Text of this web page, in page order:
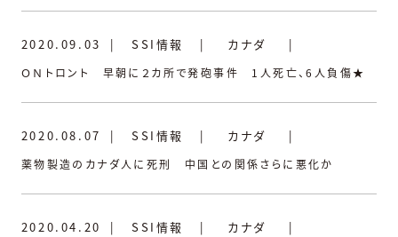
2020.09.03 | SSI情報 | カナダ |
ＯＮトロント 早朝に２カ所で発砲事件 1人死亡、6人負傷★
2020.08.07 | SSI情報 | カナダ |
薬物製造のカナダ人に死刑 中国との関係さらに悪化か
2020.04.20 | SSI情報 | カナダ
|